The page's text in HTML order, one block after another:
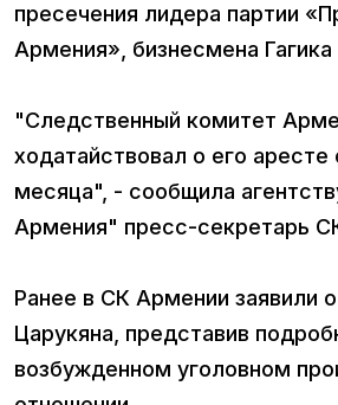
пресечения лидера партии
Армения», бизнесмена Гагика
"Следственный комитет
ходатайствовал о его
месяца", - сообщила
Армения" пресс-секретарь
Ранее в СК Армении заявили
Царукяна, представив
возбужденном уголовном